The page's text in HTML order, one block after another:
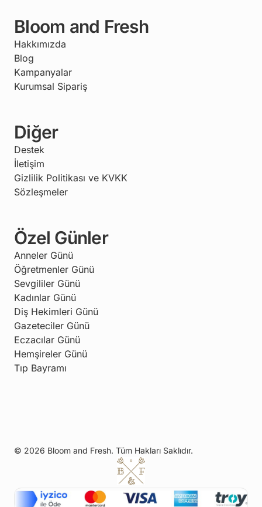
Bloom and Fresh
Hakkımızda
Blog
Kampanyalar
Kurumsal Sipariş
Diğer
Destek
İletişim
Gizlilik Politikası ve KVKK
Sözleşmeler
Özel Günler
Anneler Günü
Öğretmenler Günü
Sevgililer Günü
Kadınlar Günü
Diş Hekimleri Günü
Gazeteciler Günü
Eczacılar Günü
Hemşireler Günü
Tıp Bayramı
© 2026 Bloom and Fresh. Tüm Hakları Saklıdır.